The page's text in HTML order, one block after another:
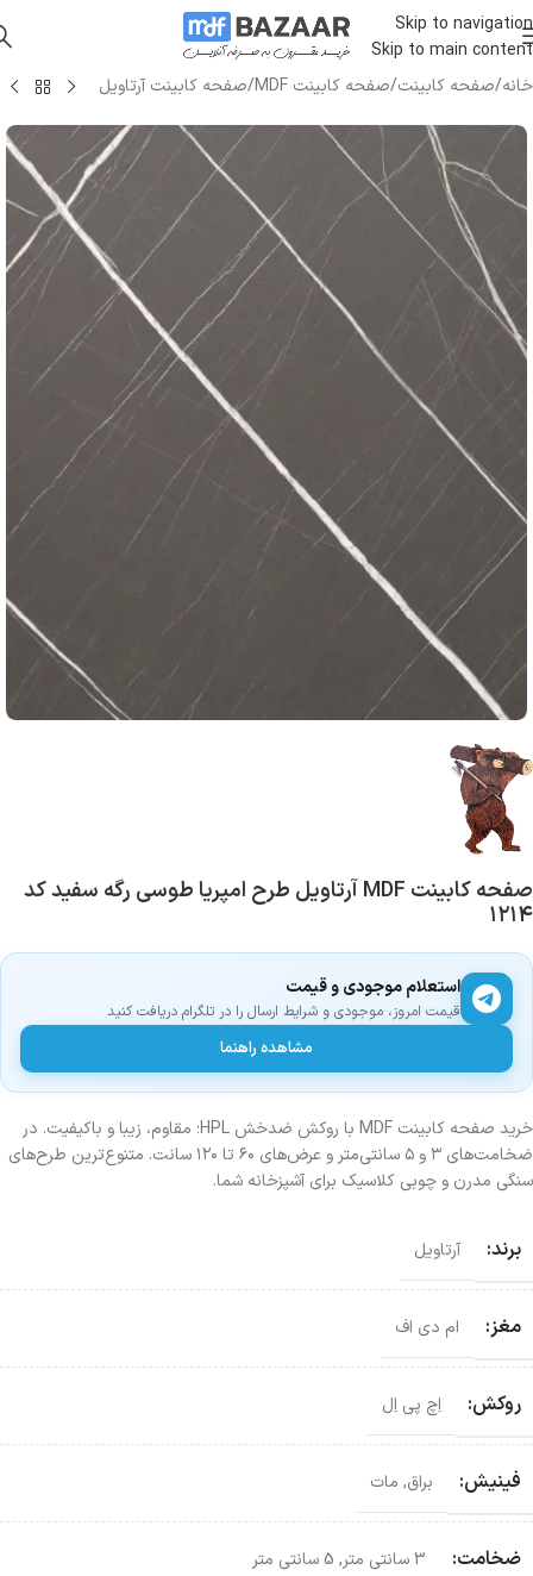
Skip to navigation
Skip to main content
خانه/صفحه کابینت/صفحه کابینت MDF /صفحه کابینت آرتاویل
صفحه کابینت MDF آرتاویل طرح امپریا طوسی رگه سفید کد
۱۲۱۴
استعلام موجودی و قیمت
قیمت امروز، موجودی و شرایط ارسال را در تلگرام دریافت کنید
مشاهده راهنما
خرید صفحه کابینت MDF با روکش ضدخش HPL؛ مقاوم، زیبا و باکیفیت. در
ضخامت‌های ۳ و ۵ سانتی‌متر و عرض‌های ۶۰ تا ۱۲۰ سانت. متنوع‌ترین طرح‌های
سنگی مدرن و چوبی کلاسیک برای آشپزخانه شما.
برند: آرتاویل
مغز: ام دی اف
روکش: اِچ پی اِل
فینیش: براق, مات
ضخامت: 3 سانتی متر , 5 سانتی متر